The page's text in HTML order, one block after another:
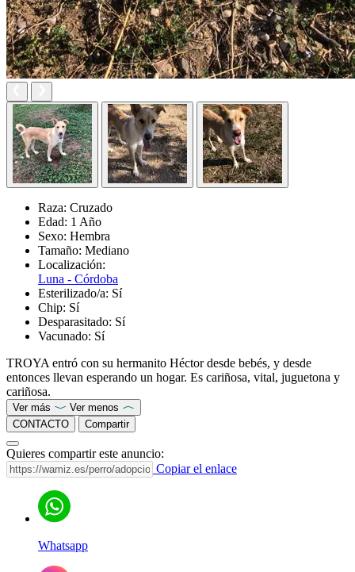
Raza: Cruzado
Edad: 1 Año
Sexo: Hembra
Tamaño: Mediano
Localización:
Luna - Córdoba
Esterilizado/a: Sí
Chip: Sí
Desparasitado: Sí
Vacunado: Sí
TROYA entró con su hermanito Héctor desde bebés, y desde
entonces llevan esperando un hogar. Es cariñosa, vital, juguetona y
cariñosa.
Ver más
Ver menos
CONTACTO
Compartir
Quieres compartir este anuncio:
Copiar el enlace
Whatsapp